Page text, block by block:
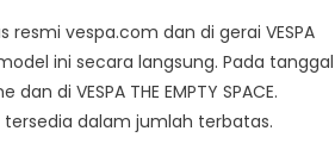
vespa.com dan di gerai VESPA
ini secara langsung. Pada tanggal
di VESPA THE EMPTY SPACE.
dalam jumlah terbatas.